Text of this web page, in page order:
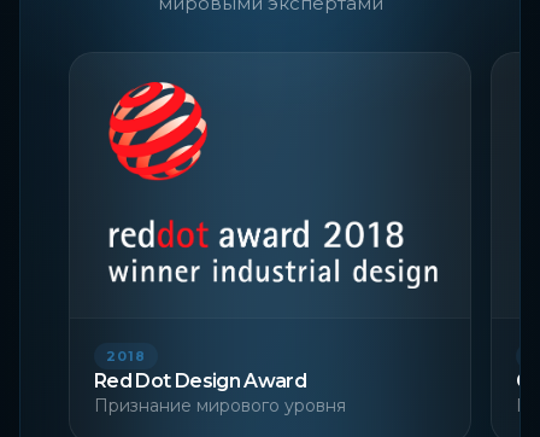
2018
Red Dot Design Award
Признание мирового уровня